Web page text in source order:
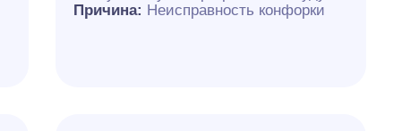
Причина: Неисправность конфорки